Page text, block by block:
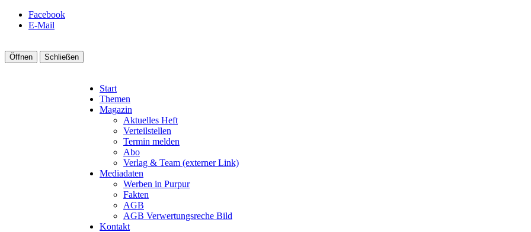
Facebook
E-Mail
Öffnen Schließen
Start
Themen
Magazin
Aktuelles Heft
Verteilstellen
Termin melden
Abo
Verlag & Team (externer Link)
Mediadaten
Werben in Purpur
Fakten
AGB
AGB Verwertungsreche Bild
Kontakt